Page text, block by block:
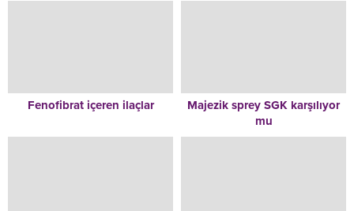
Fenofibrat içeren ilaçlar
Majezik sprey SGK karşılıyor
mu